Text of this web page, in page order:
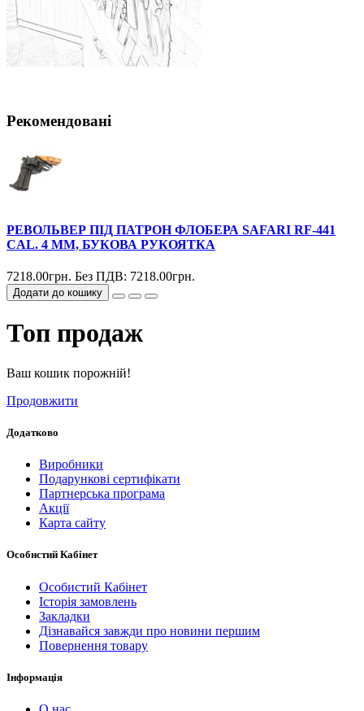
Рекомендовані
РЕВОЛЬВЕР ПІД ПАТРОН ФЛОБЕРА SAFARI RF-441
CAL. 4 ММ, БУКОВА РУКОЯТКА
7218.00грн. Без ПДВ: 7218.00грн.
Додати до кошику
Топ продаж
Ваш кошик порожній!
Продовжити
Додатково
Виробники
Подарункові сертифікати
Партнерська програма
Акції
Карта сайту
Особистий Кабінет
Особистий Кабінет
Історія замовлень
Закладки
Дізнавайся завжди про новини першим
Повернення товару
Інформація